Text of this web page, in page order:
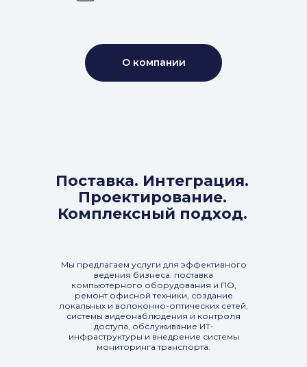
О компании
Мы предлагаем услуги для эффективного
ведения бизнеса: поставка
компьютерного оборудования и ПО,
ремонт офисной техники, создание
локальных и волоконно-оптических сетей,
системы видеонаблюдения и контроля
доступа, обслуживание ИТ-
инфраструктуры и внедрение системы
мониторинга транспорта.
Поставка. Интеграция.
Проектирование.
Комплексный подход.